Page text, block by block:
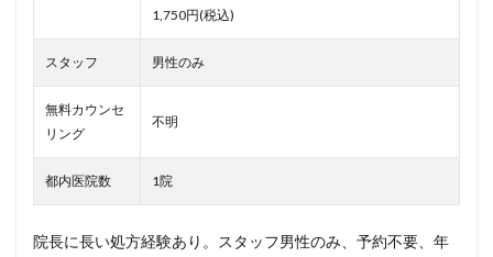
1,750円(税込)
スタッフ 男性のみ
無料カウンセ
リング
不明
都内医院数 1院
院長に長い処方経験あり。スタッフ男性のみ、予約不要、年